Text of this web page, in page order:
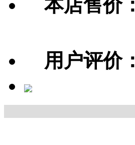
本店售价：
用户评价：